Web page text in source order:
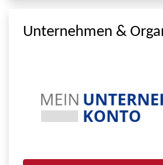
Unternehmen &